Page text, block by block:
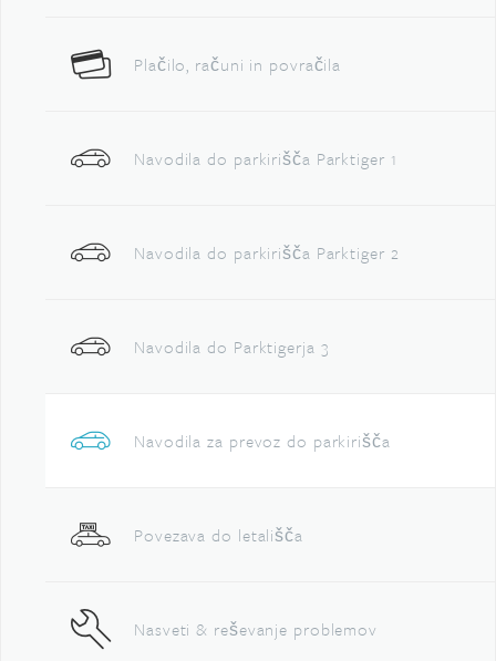
Plačilo, računi in povračila
Navodila do parkirišča Parktiger 1
Navodila do parkirišča Parktiger 2
Navodila do Parktigerja 3
Navodila za prevoz do parkirišča
Povezava do letališča
Nasveti & reševanje problemov